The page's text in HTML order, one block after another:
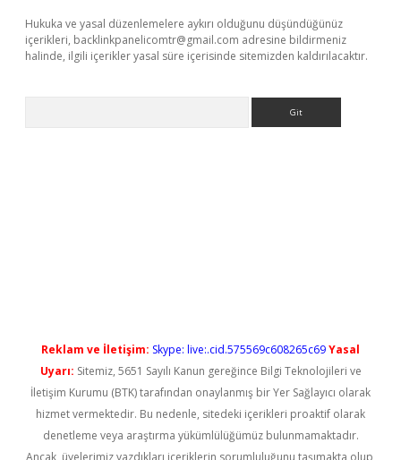
Hukuka ve yasal düzenlemelere aykırı olduğunu düşündüğünüz
içerikleri, backlinkpanelicomtr@gmail.com adresine bildirmeniz
halinde, ilgili içerikler yasal süre içerisinde sitemizden kaldırılacaktır.
Reklam ve İletişim: Skype: live:.cid.575569c608265c69Yasal
Uyarı: Sitemiz, 5651 Sayılı Kanun gereğince Bilgi Teknolojileri ve
İletişim Kurumu (BTK) tarafından onaylanmış bir Yer Sağlayıcı olarak
hizmet vermektedir. Bu nedenle, sitedeki içerikleri proaktif olarak
denetleme veya araştırma yükümlülüğümüz bulunmamaktadır.
Ancak, üyelerimiz yazdıkları içeriklerin sorumluluğunu taşımakta olup,